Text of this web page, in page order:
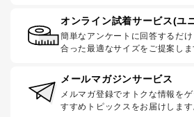
オンライン試着サービス(ユ
簡単なアンケートに回答するだ
合った最適なサイズをご提案しま
メールマガジンサービス
メルマガ登録でオトクな情報を
すすめトピックスをお届けします